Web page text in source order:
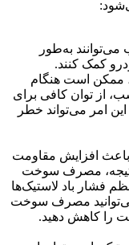
به‌طور
کمک کنند.
ممکن است هنگام
از توان کافی برای
امر می‌تواند خطر
باعث افزایش مقاومت
نتیجه، مصرف سوخت
فشار باد لاستیک‌ها
می‌توانید مصرف سوخت
را کاهش دهید.